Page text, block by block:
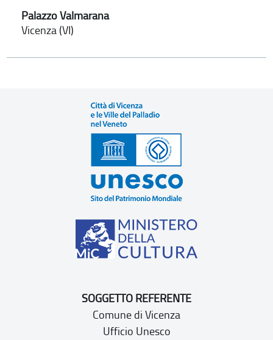
Palazzo Valmarana
Vicenza (VI)
SOGGETTO REFERENTE
Comune di Vicenza
Ufficio Unesco